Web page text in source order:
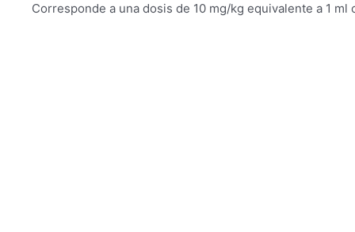
Corresponde a una dosis de 10 mg/kg equivalente a 1 ml